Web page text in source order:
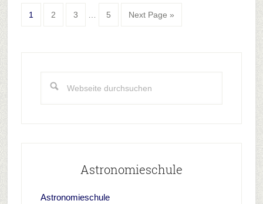
2019”
Go
1
Go
2
Go
3
Go
5
Go
Next Page »
durchsuchen
Astronomieschule
Astronomieschule